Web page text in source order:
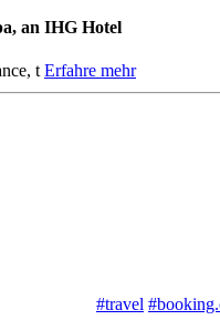
an IHG Hotel
t Erfahre mehr
#travel